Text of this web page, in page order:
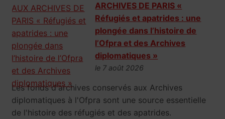
ARCHIVES DE PARIS «
Réfugiés et apatrides : une
plongée dans l’histoire de
l’Ofpra et des Archives
diplomatiques »
le 7 août 2026
Les fonds d'archives conservés aux Archives
diplomatiques à l'Ofpra sont une source essentielle
de l'histoire des réfugiés et des apatrides.